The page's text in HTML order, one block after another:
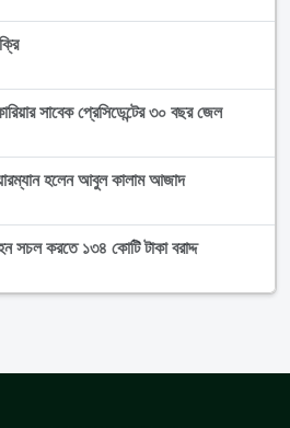
সাবেক প্রেসিডেন্টের ৩০ বছর জেল
হলেন আবুল কালাম আজাদ
সচল করতে ১৩৪ কোটি টাকা বরাদ্দ